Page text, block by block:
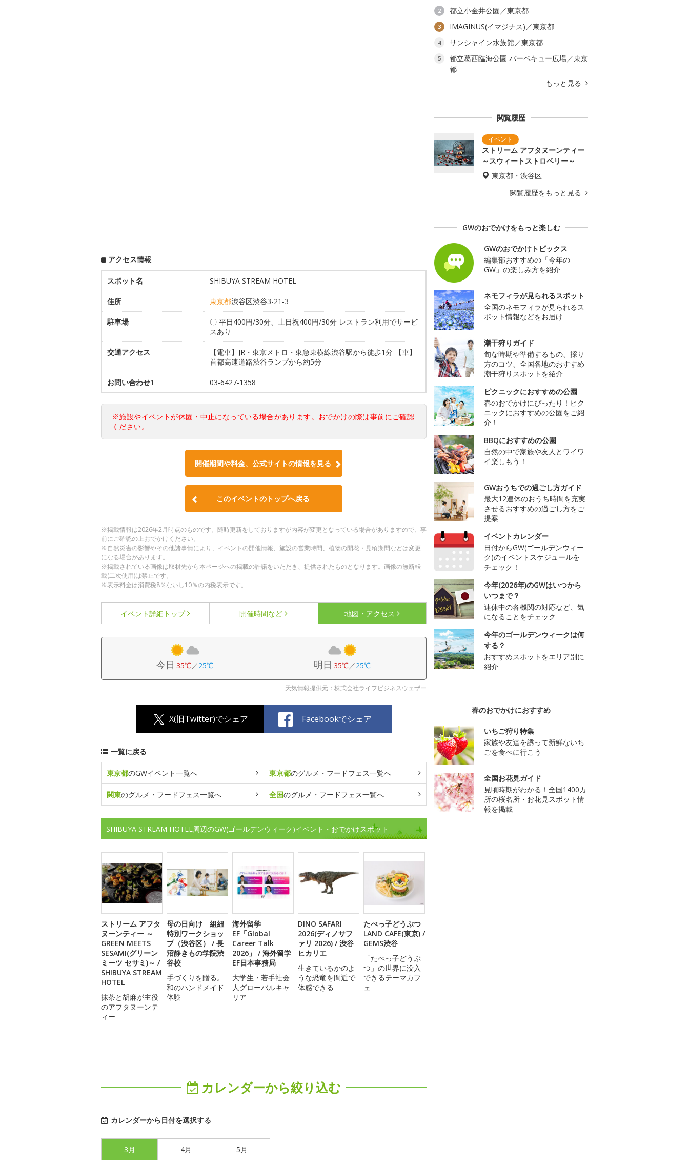
アクセス情報
スポット名 SHIBUYA STREAM HOTEL
住所 東京都渋谷区渋谷3-21-3
駐車場
〇 平日400円/30分、土日祝400円/30分 レストラン利用でサービ
スあり
交通アクセス
【電車】JR・東京メトロ・東急東横線渋谷駅から徒歩1分 【車】
首都高速道路渋谷ランプから約5分
お問い合わせ1 03-6427-1358
※施設やイベントが休園・中止になっている場合があります。おでかけの際は事前にご確認
ください。
開催期間や料金、公式サイトの情報を見る
このイベントのトップへ戻る
※掲載情報は2026年2月時点のものです。随時更新をしておりますが内容が変更となっている場合がありますので、事
前にご確認の上おでかけください。
※自然災害の影響やその他諸事情により、イベントの開催情報、施設の営業時間、植物の開花・見頃期間などは変更
になる場合があります。
※掲載されている画像は取材先から本ページへの掲載の許諾をいただき、提供されたものとなります。画像の無断転
載(二次使用)は禁止です。
※表示料金は消費税8％ないし10％の内税表示です。
イベント詳細 トップ 開催時間など 地図・アクセス
今日 35℃／25℃ 明日 35℃／25℃
天気情報提供元：株式会社ライフビジネスウェザー
X(旧Twitter)でシェア Facebookでシェア
一覧に戻る
東京都のGWイベント一覧へ 東京都のグルメ・フードフェス一覧へ
関東のグルメ・フードフェス一覧へ 全国のグルメ・フードフェス一覧へ
SHIBUYA STREAM HOTEL周辺のGW(ゴールデンウィーク)イベント・おでかけスポット
ストリーム アフタ
ヌーンティー ～
GREEN MEETS
SESAMI(グリーン
ミーツ セサミ)～ /
SHIBUYA STREAM
HOTEL
抹茶と胡麻が主役
のアフタヌーンテ
ィー
母の日向け 組紐
特別ワークショッ
プ（渋谷区） / 長
沼静きもの学院渋
谷校
手づくりを贈る。
和のハンドメイド
体験
海外留学
EF「Global
Career Talk
2026」 / 海外留学
EF日本事務局
大学生・若手社会
人グローバルキャ
リア
DINO SAFARI
2026(ディノサフ
ァリ 2026) / 渋谷
ヒカリエ
生きているかのよ
うな恐竜を間近で
体感できる
たべっ子どうぶつ
LAND CAFE(東京) /
GEMS渋谷
「たべっ子どうぶ
つ」の世界に没入
できるテーマカフ
ェ
カレンダーから絞り込む
カレンダーから日付を選択する
3月 4月 5月
2 都立小金井公園／東京都
3 IMAGINUS(イマジナス)／東京都
4 サンシャイン水族館／東京都
5
都立葛西臨海公園 バーベキュー広場／東京
都
もっと見る
閲覧履歴
ストリーム アフタヌーンティー
～スウィートストロベリー～
東京都・渋谷区
閲覧履歴をもっと見る
GWのおでかけをもっと楽しむ
GWのおでかけトピックス
編集部おすすめの「今年の
GW」の楽しみ方を紹介
ネモフィラが見られるスポット
全国のネモフィラが見られるス
ポット情報などをお届け
潮干狩りガイド
旬な時期や準備するもの、採り
方のコツ、全国各地のおすすめ
潮干狩りスポットを紹介
ピクニックにおすすめの公園
春のおでかけにぴったり！ピク
ニックにおすすめの公園をご紹
介！
BBQにおすすめの公園
自然の中で家族や友人とワイワ
イ楽しもう！
GWおうちでの過ごし方ガイド
最大12連休のおうち時間を充実
させるおすすめの過ごし方をご
提案
イベントカレンダー
日付からGW(ゴールデンウィー
ク)のイベントスケジュールを
チェック！
今年(2026年)のGWはいつから
いつまで？
連休中の各機関の対応など、気
になることをチェック
今年のゴールデンウィークは何
する？
おすすめスポットをエリア別に
紹介
春のおでかけにおすすめ
いちご狩り特集
家族や友達を誘って新鮮ないち
ごを食べに行こう
全国お花見ガイド
見頃時期がわかる！全国1400カ
所の桜名所・お花見スポット情
報を掲載